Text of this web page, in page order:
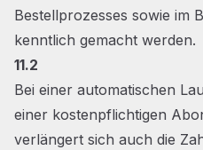
Bestellprozesses sowie im
kenntlich gemacht werden.
11.2
Bei einer automatischen
einer kostenpflichtigen
verlängert sich auch die